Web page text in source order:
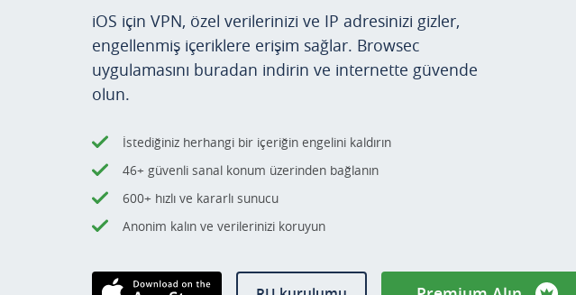
iOS için VPN, özel verilerinizi ve IP adresinizi gizler,
engellenmiş içeriklere erişim sağlar. Browsec
uygulamasını buradan indirin ve internette güvende
olun.
İstediğiniz herhangi bir içeriğin engelini kaldırın
46+ güvenli sanal konum üzerinden bağlanın
600+ hızlı ve kararlı sunucu
Anonim kalın ve verilerinizi koruyun